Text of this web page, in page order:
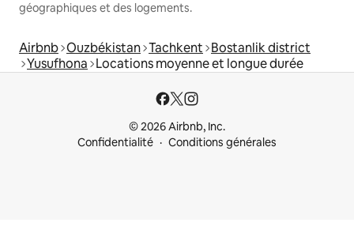
géographiques et des logements.
Airbnb Ouzbékistan Tachkent Bostanlik district
Yusufhona Locations moyenne et longue durée
© 2026 Airbnb, Inc.
Confidentialité
Conditions générales